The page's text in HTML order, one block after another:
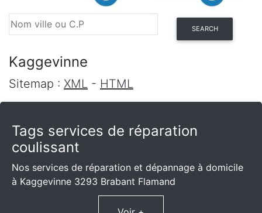
SEARCH
Kaggevinne
Sitemap : XML - HTML
Tags services de réparation
coulissant
Nos services de réparation et dépannage à domicile
à Kaggevinne 3293 Brabant Flamand